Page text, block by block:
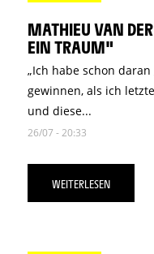
MATHIEU VAN
EIN TRAUM"
„Ich habe schon
gewinnen, als ich
und diese...
26/07 - 20:33
WEITERLESEN